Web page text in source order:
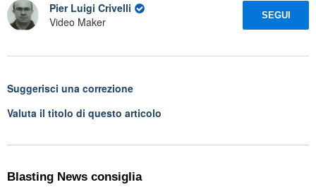
Pier Luigi Crivelli
Video Maker
SEGUI
Suggerisci una correzione
Valuta il titolo di questo articolo
Blasting News consiglia